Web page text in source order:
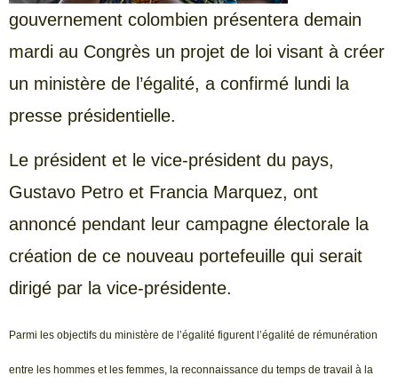
gouvernement colombien présentera demain
mardi au Congrès un projet de loi visant à créer
un ministère de l’égalité, a confirmé lundi la
presse présidentielle.
Le président et le vice-président du pays,
Gustavo Petro et Francia Marquez, ont
annoncé pendant leur campagne électorale la
création de ce nouveau portefeuille qui serait
dirigé par la vice-présidente.
Parmi les objectifs du ministère de l’égalité figurent l’égalité de rémunération
entre les hommes et les femmes, la reconnaissance du temps de travail à la